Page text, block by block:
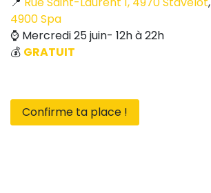
4900 Spa
⌚ Mercredi 25 juin- 12h à 22h
💰 GRATUIT
Confirme ta place !